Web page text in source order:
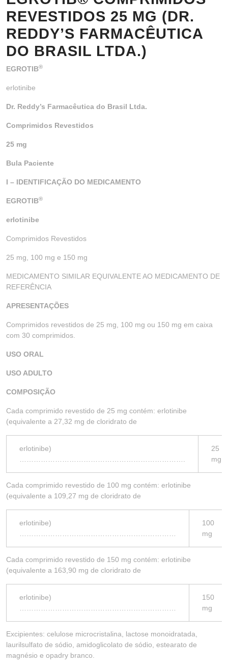
REVESTIDOS 25 MG (DR.
REDDY’S FARMACÊUTICA
DO BRASIL LTDA.)
EGROTIB®
erlotinibe
Dr. Reddy’s Farmacêutica do Brasil Ltda.
Comprimidos Revestidos
25 mg
Bula Paciente
I – IDENTIFICAÇÃO DO MEDICAMENTO
EGROTIB®
erlotinibe
Comprimidos Revestidos
25 mg, 100 mg e 150 mg
MEDICAMENTO SIMILAR EQUIVALENTE AO MEDICAMENTO DE
REFERÊNCIA
APRESENTAÇÕES
Comprimidos revestidos de 25 mg, 100 mg ou 150 mg em caixa
com 30 comprimidos.
USO ORAL
USO ADULTO
COMPOSIÇÃO
Cada comprimido revestido de 25 mg contém: erlotinibe
(equivalente a 27,32 mg de cloridrato de
erlotinibe)
25
mg
Cada comprimido revestido de 100 mg contém: erlotinibe
(equivalente a 109,27 mg de cloridrato de
erlotinibe)
100
mg
Cada comprimido revestido de 150 mg contém: erlotinibe
(equivalente a 163,90 mg de cloridrato de
erlotinibe)
150
mg
Excipientes: celulose microcristalina, lactose monoidratada,
laurilsulfato de sódio, amidoglicolato de sódio, estearato de
magnésio e opadry branco.